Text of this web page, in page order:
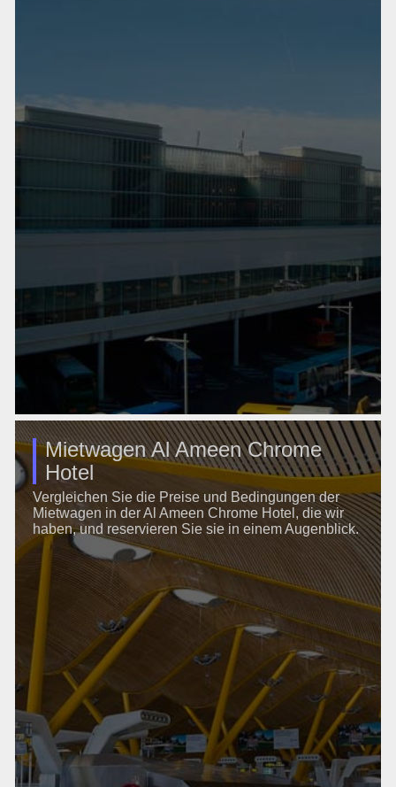
Mietwagen Al Ameen Chrome
Hotel
Vergleichen Sie die Preise und Bedingungen der
Mietwagen in der Al Ameen Chrome Hotel, die wir
haben, und reservieren Sie sie in einem Augenblick.